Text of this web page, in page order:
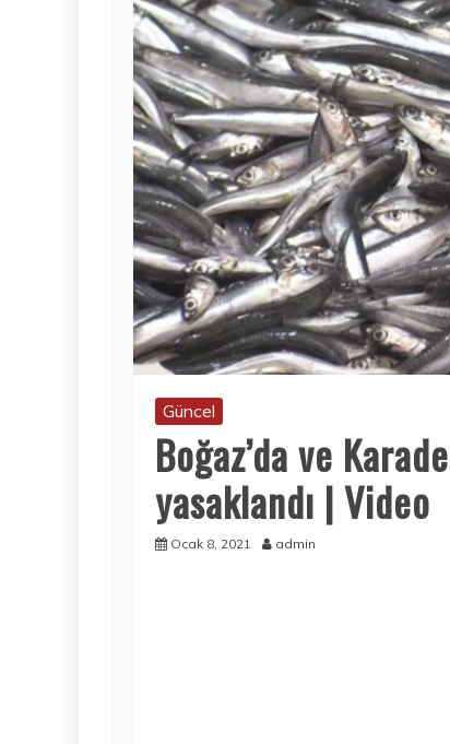
Güncel
Boğaz’da ve
yasaklandı | Video
Ocak 8, 2021 admin